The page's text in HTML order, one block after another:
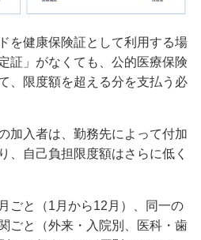
を健康保険証として利用する場
証」がなくても、公的医療保険
、限度額を超える分を支払う必
加入者は、勤務先によって付加
、自己負担限度額はさらに低く
ごと（1月から12月）、同一の
ごと（外来・入院別、医科・歯